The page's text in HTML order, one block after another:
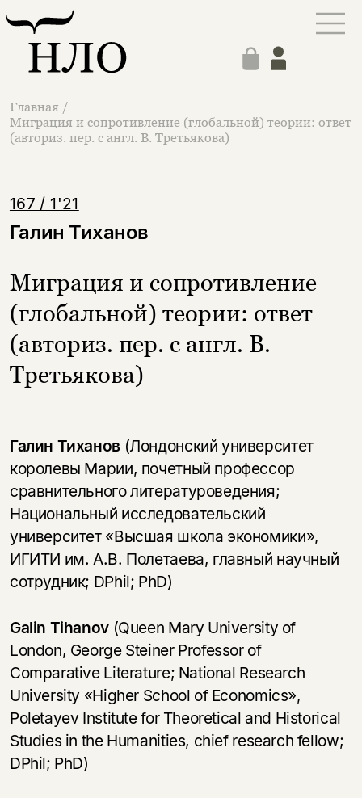
Главная /
Миграция и сопротивление (глобальной) теории: ответ
(авториз. пер. с англ. В. Третьякова)
167 / 1'21
Галин Тиханов
Миграция и сопротивление
(глобальной) теории: ответ
(авториз. пер. с англ. В.
Третьякова)
Галин Тиханов(Лондонский университет
королевы Марии, почетный профессор
сравнительного литературоведения;
Национальный исследовательский
университет «Высшая школа экономики»,
ИГИТИ им. А.В. Полетаева, главный научный
сотрудник; DPhil; PhD)
Galin Tihanov(Queen Mary University of
London, George Steiner Professor of
Comparative Literature; National Research
University «Higher School of Economics»,
Poletayev Institute for Theoretical and Historical
Studies in the Humanities, chief research fellow;
DPhil; PhD)